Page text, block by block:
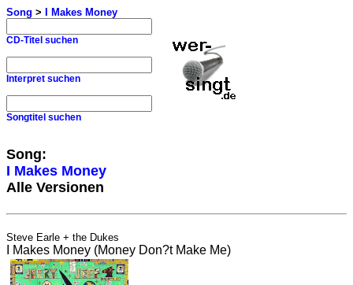
Song > I Makes Money
CD-Titel suchen
Interpret suchen
Songtitel suchen
Song:
I Makes Money
Alle Versionen
Steve Earle + the Dukes
I Makes Money (Money Don?t Make Me)